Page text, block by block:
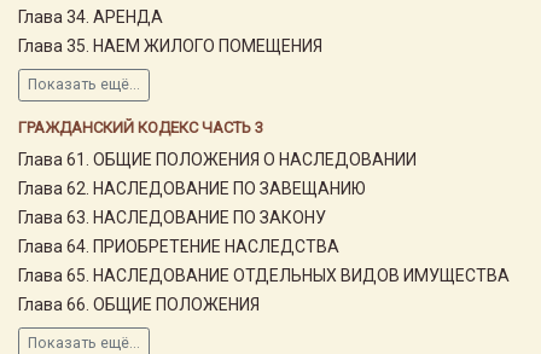
Глава 34. АРЕНДА
Глава 35. НАЕМ ЖИЛОГО ПОМЕЩЕНИЯ
Показать ещё...
ГРАЖДАНСКИЙ КОДЕКС ЧАСТЬ 3
Глава 61. ОБЩИЕ ПОЛОЖЕНИЯ О НАСЛЕДОВАНИИ
Глава 62. НАСЛЕДОВАНИЕ ПО ЗАВЕЩАНИЮ
Глава 63. НАСЛЕДОВАНИЕ ПО ЗАКОНУ
Глава 64. ПРИОБРЕТЕНИЕ НАСЛЕДСТВА
Глава 65. НАСЛЕДОВАНИЕ ОТДЕЛЬНЫХ ВИДОВ ИМУЩЕСТВА
Глава 66. ОБЩИЕ ПОЛОЖЕНИЯ
Показать ещё...